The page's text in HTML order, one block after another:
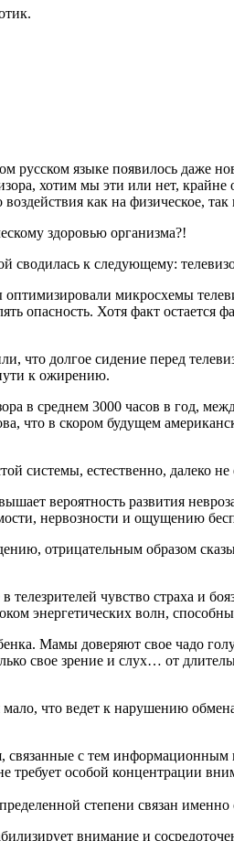
русском языке появилось даже
хотим мы эти или нет, крайне
как на физическое, так
здоровью организма?!
сводилась к следующему:
микросхемы
опасность. Хотя факт остается
что долгое сидение перед
к ожирению.
в среднем 3000 часов в год,
что в скором будущем
системы, естественно, далеко
вероятность развития
нервозности и ощущению
отрицательным образом
чувство страха и
энергетических волн,
Мамы доверяют свое чадо
свое зрение и слух… от
что ведет к нарушению
связанные с тем
требует особой концентрации
степени связан именно
внимание и